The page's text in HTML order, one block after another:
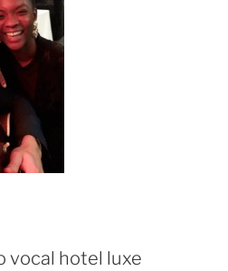
vocal hotel luxe